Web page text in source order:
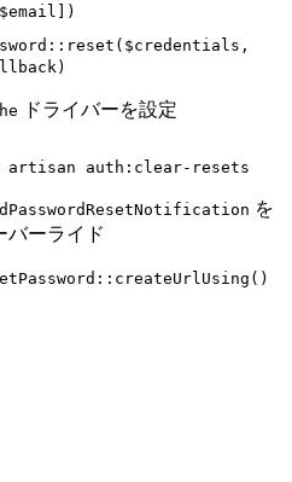
ドライバーを設定
artisan auth:clear-resets
を
バーライド